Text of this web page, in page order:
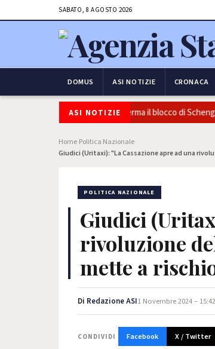
SABATO, 8 AGOSTO 2026
DOMUS ASI NOTIZIE CRONACA
ASI NOTIZIE
e frontiere: l’Italia conferma il blocco di
Home Politica Nazionale
Giudici (Uritaxi): "La Cassazione apre ad una
POLITICA NAZIONALE
Giudici
rivoluzione
mette a
Di Redazione ASI1 Novembre 2024 – 15:42
CONDIVIDI Facebook X / Twitter